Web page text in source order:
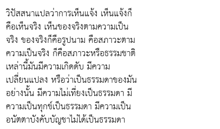
วิปัสสนาแปลว่าการเห็นแจ้ง เห็นแจ้งก็
คือเห็นจริง เห็นของจริงตามความเป็น
จริง ของจริงก็คือรูปนาม คือสภาวะตาม
ความเป็นจริง ก็คือสภาวะหรือธรรมชาติ
เหล่านี้มันมีความเกิดดับ มีความ
เปลี่ยนแปลง หรือว่าเป็นธรรมดาของมัน
อย่างนั้น มีความไม่เที่ยงเป็นธรรมดา มี
ความเป็นทุกข์เป็นธรรมดา มีความเป็น
อนัตตาบังคับบัญชาไม่ได้เป็นธรรมดา